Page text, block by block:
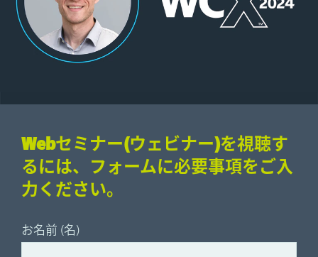
Webセミナー(ウェビナー)を視聴す
るには、フォームに必要事項をご入
力ください。
お名前 (名)